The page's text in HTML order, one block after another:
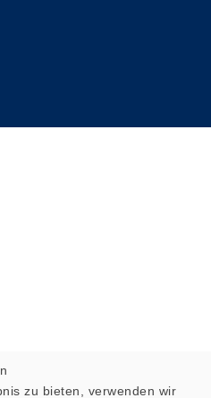
zu bieten, verwenden wir